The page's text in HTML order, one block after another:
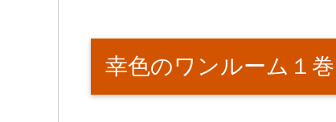
幸色のワンルーム１